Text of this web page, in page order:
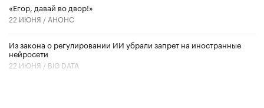
«Егор, давай во двор!»
22 ИЮНЯ / АНОНС
Из закона о регулировании ИИ убрали запрет на иностранные
нейросети
22 ИЮНЯ / BIG DATA